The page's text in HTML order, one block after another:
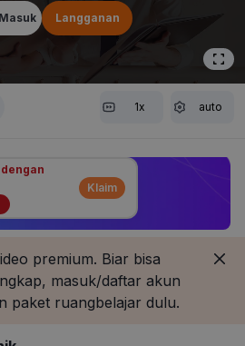
Langganan
1x auto
Klaim
premium. Biar bisa
masuk/daftar akun
paket ruangbelajar dulu.